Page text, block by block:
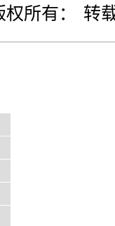
权所有： 转